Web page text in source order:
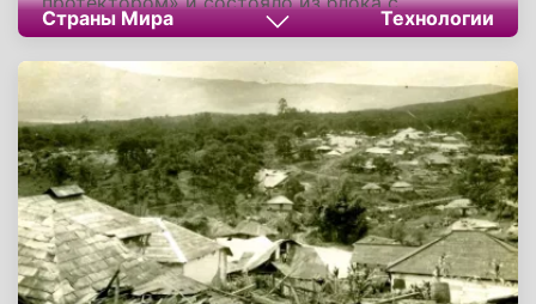
клапанами на вдох-выдох и войлочного
фильтра, подсоединяемого непосредственно
или через трубку к этому блоку. Последний
мог крепиться к носу или ко рту.
Страны Мира Технологии